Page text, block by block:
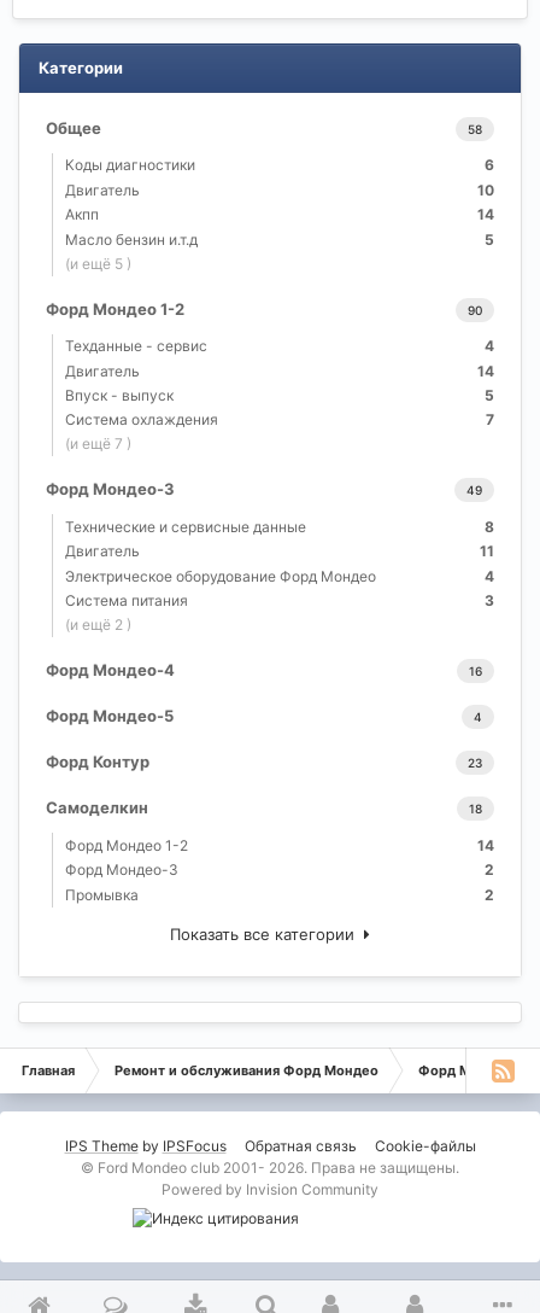
Категории
58
Общее
6
Коды диагностики
10
Двигатель
14
Акпп
5
Масло бензин и.т.д
(и ещё 5 )
90
Форд Мондео 1-2
4
Техданные - сервис
14
Двигатель
5
Впуск - выпуск
7
Система охлаждения
(и ещё 7 )
49
Форд Мондео-3
8
Технические и сервисные данные
11
Двигатель
4
Электрическое оборудование Форд Мондео
3
Система питания
(и ещё 2 )
16
Форд Мондео-4
4
Форд Мондео-5
23
Форд Контур
18
Самоделкин
14
Форд Мондео 1-2
2
Форд Мондео-3
2
Промывка
Показать все категории
Главная Ремонт и обслуживания Форд Мондео Форд Мондео 1-2
IPS Themeby IPSFocus Обратная связь
Cookie-файлы
© Ford Mondeo club 2001- 2026. Права не защищены.
Powered by Invision Community